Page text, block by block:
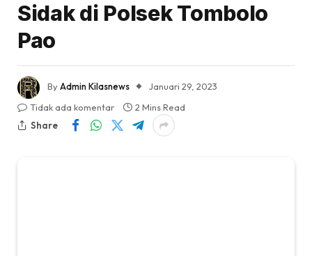
Sidak di Polsek Tombolo
Pao
ByAdmin Kilasnews
Januari 29, 2023
Tidak ada komentar
2 Mins Read
Share